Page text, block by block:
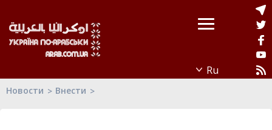
Новости Внести